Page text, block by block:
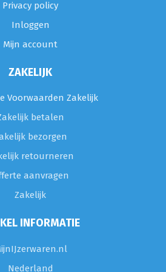
Privacy policy
Inloggen
Mijn account
ZAKELIJK
Voorwaarden Zakelijk
betalen
bezorgen
retourneren
aanvragen
Zakelijk
INFORMATIE
Nederland